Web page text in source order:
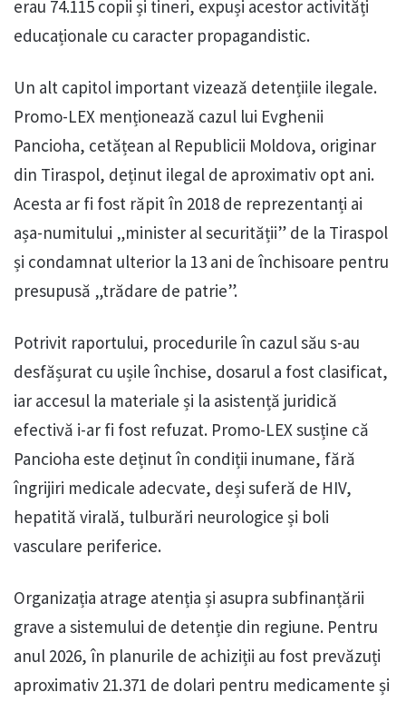
erau 74.115 copii și tineri, expuși acestor activități
educaționale cu caracter propagandistic.
Un alt capitol important vizează detențiile ilegale.
Promo-LEX menționează cazul lui Evghenii
Pancioha, cetățean al Republicii Moldova, originar
din Tiraspol, deținut ilegal de aproximativ opt ani.
Acesta ar fi fost răpit în 2018 de reprezentanți ai
așa-numitului „minister al securității” de la Tiraspol
și condamnat ulterior la 13 ani de închisoare pentru
presupusă „trădare de patrie”.
Potrivit raportului, procedurile în cazul său s-au
desfășurat cu ușile închise, dosarul a fost clasificat,
iar accesul la materiale și la asistență juridică
efectivă i-ar fi fost refuzat. Promo-LEX susține că
Pancioha este deținut în condiții inumane, fără
îngrijiri medicale adecvate, deși suferă de HIV,
hepatită virală, tulburări neurologice și boli
vasculare periferice.
Organizația atrage atenția și asupra subfinanțării
grave a sistemului de detenție din regiune. Pentru
anul 2026, în planurile de achiziții au fost prevăzuți
aproximativ 21.371 de dolari pentru medicamente și